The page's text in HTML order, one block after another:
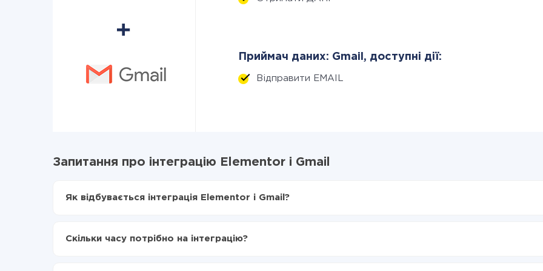
Приймач даних: Gmail, доступні дії:
Відправити EMAIL
Запитання про інтеграцію Elementor і Gmail
Як відбувається інтеграція Elementor і Gmail?
Включаєте автооновлення
Скільки часу потрібно на інтеграцію?